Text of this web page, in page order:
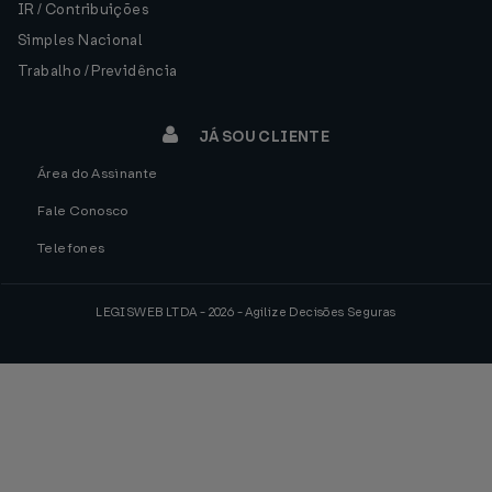
IR / Contribuições
Simples Nacional
Trabalho / Previdência
JÁ SOU CLIENTE
Área do Assinante
Fale Conosco
Telefones
LEGISWEB LTDA - 2026 - Agilize Decisões Seguras